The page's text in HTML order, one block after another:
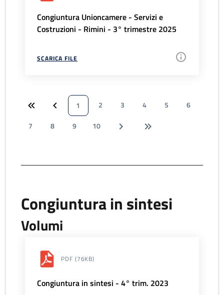
Congiuntura Unioncamere - Servizi e
Costruzioni - Rimini - 3° trimestre 2025
SCARICA FILE
1 2 3 4 5
6
7
8 9 10
Congiuntura in sintesi
Volumi
PDF (76KB)
Congiuntura in sintesi - 4° trim. 2023